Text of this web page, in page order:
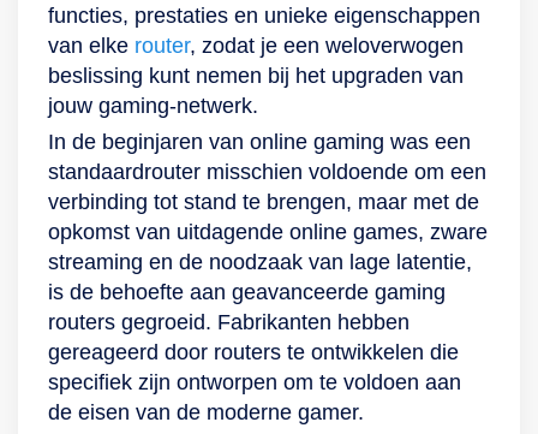
gamen automatisch
detecteert en
optimaliseert. Hij
een krachtige quad-
core CPU met
koelsysteem, voor
razendsnelle
verwerkingssnelheden
en de mogelijkheid
om meerdere
apparaten en
netwerkverkeer met
gemak te
ethernetpoorten en
een USB 3.2-poort
voor het aansluiten
apparaten. Door de
dual-
bandtechnologie
sluit je meerdere
apparaten tegelijk
aan zonder in te
leveren op
prestaties.
Daarnaast biedt de
router een snelheid
eenvoudig in via de
Tether app;
beschikbaar voor
deze app beheer je
gemakkelijk de
netwerkinstellingen.
Dit krijg je erbij: 1x
Wifi-router Archer
Ax11000, 1x
Voedingsdapter, 1x
ethernetkabel
(Rj45), 1x Beknopte
handleiding
te stellen. Met deze
combinatie is jouw
data veilig
geniet jij van
efficiënte en
betrouwbare wifi op
elk moment van de
dag.
bekabelde
verbinding. Een
maakt het daarnaast
makkelijk om media
te delen en een
privécloud in te
stellen. Over
prestaties hoef jij je
ook geen zorgen te
maken.
Beamforming en 6
krachtige externe
functies, prestaties en unieke eigenschappen
van elke router, zodat je een weloverwogen
beslissing kunt nemen bij het upgraden van
jouw gaming-netwerk.
In de beginjaren van online gaming was een
standaardrouter misschien voldoende om een
verbinding tot stand te brengen, maar met de
opkomst van uitdagende online games, zware
streaming en de noodzaak van lage latentie,
is de behoefte aan geavanceerde gaming
routers gegroeid. Fabrikanten hebben
gereageerd door routers te ontwikkelen die
specifiek zijn ontworpen om te voldoen aan
de eisen van de moderne gamer.